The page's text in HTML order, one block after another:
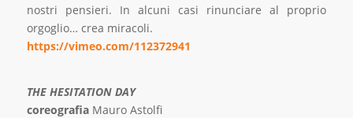
nostri pensieri. In alcuni casi rinunciare al proprio
orgoglio… crea miracoli.
https://vimeo.com/112372941
THE HESITATION DAY
coreografiaMauro Astolfi